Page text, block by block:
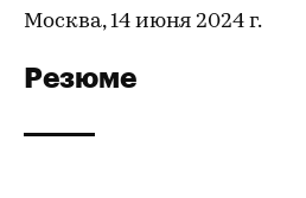
Москва, 14 июня 2024 г.
Резюме